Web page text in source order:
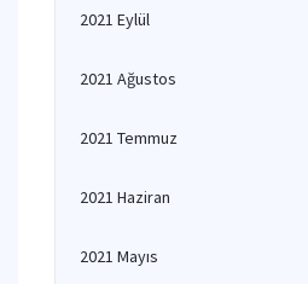
2021 Eylül
2021 Ağustos
2021 Temmuz
2021 Haziran
2021 Mayıs